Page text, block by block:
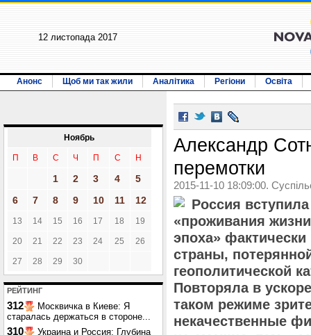
12 листопада 2017
Анонс Щоб ми так жили Аналітика Регіони Освіта
Ноябрь
П В С Ч П С Н
1 2 3 4
5
6
7 8 9 10 11 12
13 14 15 16 17 18 19
20 21 22 23 24 25 26
27 28 29 30
РЕЙТИНГ
312
Москвичка в Киеве: Я
старалась держаться в стороне...
310
Украина и Россия: Глубина
Александр
перемотки
2015-11-10 18:09:00.
Россия
«проживания
эпоха»
страны,
геополитической
Повторяла в
таком режиме
некачественные